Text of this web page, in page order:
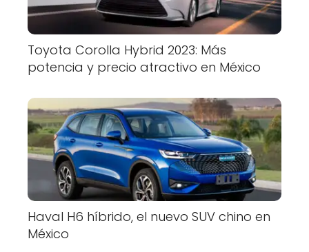
Toyota Corolla Hybrid 2023: Más
potencia y precio atractivo en México
Haval H6 híbrido, el nuevo SUV chino en
México